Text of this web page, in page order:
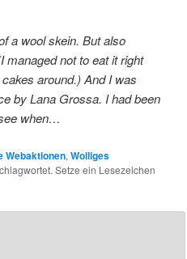
a wool skein. But also
not to eat it right
around.) And I was
by Lana Grossa. I had been
when…
Webaktionen, Wolliges
Setze ein Lesezeichen